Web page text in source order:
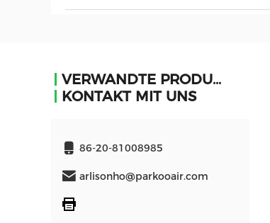
VERWANDTE PRODUKTE
KONTAKT MIT UNS
86-20-81008985
arlisonho@parkooair.com